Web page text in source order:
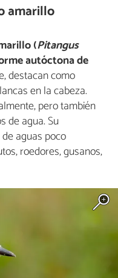
amarillo
(Pitangus
autóctona de
destacan como
en la cabeza.
pero también
de agua. Su
aguas poco
roedores, gusanos,